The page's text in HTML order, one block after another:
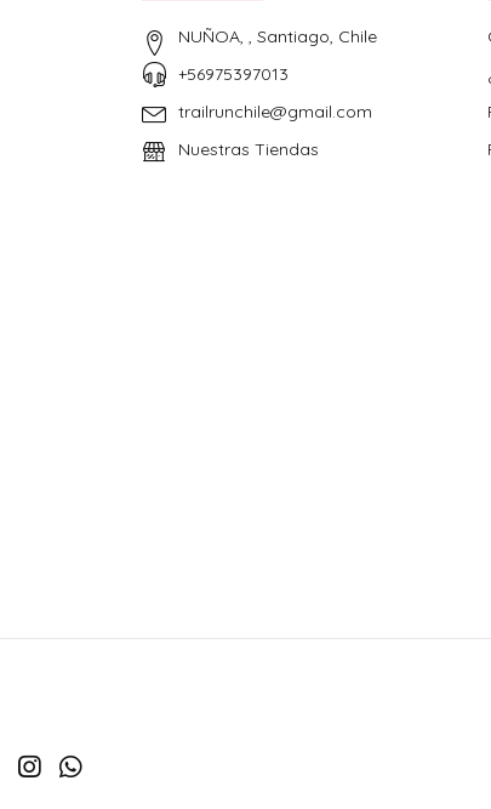
NUÑOA, , Santiago, Chile
+56975397013
trailrunchile@gmail.com
Nuestras Tiendas